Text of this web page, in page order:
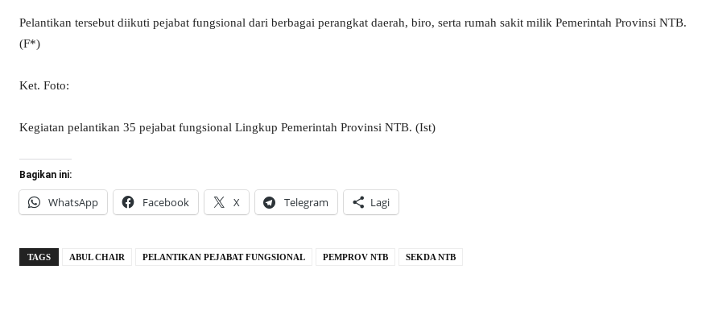
Pelantikan tersebut diikuti pejabat fungsional dari berbagai perangkat daerah, biro, serta rumah sakit milik Pemerintah Provinsi NTB.
(F*)
Ket. Foto:
Kegiatan pelantikan 35 pejabat fungsional Lingkup Pemerintah Provinsi NTB. (Ist)
Bagikan ini:
WhatsApp Facebook X Telegram Lagi
TAGS ABUL CHAIR PELANTIKAN PEJABAT FUNGSIONAL PEMPROV NTB SEKDA NTB